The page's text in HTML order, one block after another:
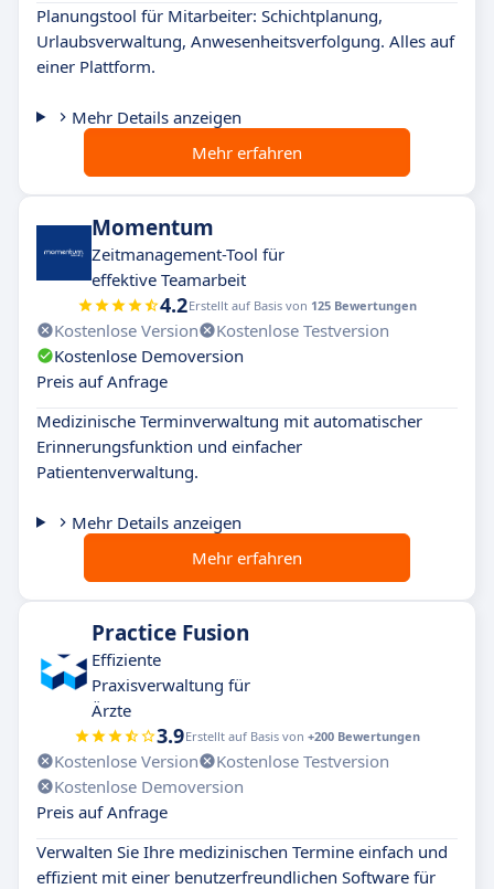
Planungstool für Mitarbeiter: Schichtplanung,
Urlaubsverwaltung, Anwesenheitsverfolgung. Alles auf
einer Plattform.
Mehr Details anzeigen
Mehr erfahren
Momentum
Zeitmanagement-Tool für
effektive Teamarbeit
4.2Erstellt auf Basis von 125 Bewertungen
Kostenlose Version
Kostenlose Testversion
Kostenlose Demoversion
Preis auf Anfrage
Medizinische Terminverwaltung mit automatischer
Erinnerungsfunktion und einfacher
Patientenverwaltung.
Mehr Details anzeigen
Mehr erfahren
Practice Fusion
Effiziente
Praxisverwaltung für
Ärzte
3.9Erstellt auf Basis von +200 Bewertungen
Kostenlose Version
Kostenlose Testversion
Kostenlose Demoversion
Preis auf Anfrage
Verwalten Sie Ihre medizinischen Termine einfach und
effizient mit einer benutzerfreundlichen Software für